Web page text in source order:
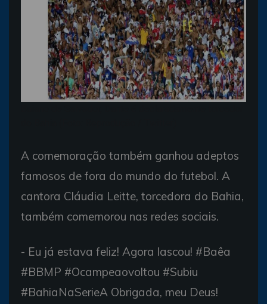
A comemoração também ganhou adeptos
famosos de fora do mundo do futebol. A
cantora Cláudia Leitte, torcedora do Bahia,
também comemorou nas redes sociais.
- Eu já estava feliz! Agora lascou! #Baêa
#BBMP #Ocampeaovoltou #Subiu
#BahiaNaSerieA Obrigada, meu Deus!